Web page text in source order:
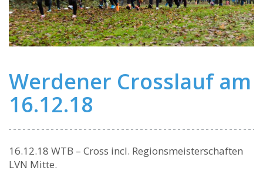
Werdener Crosslauf am
16.12.18
16.12.18 WTB – Cross incl. Regionsmeisterschaften
LVN Mitte.